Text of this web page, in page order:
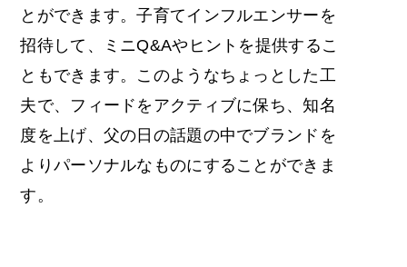
とができます。子育てインフルエンサーを
招待して、ミニQ&Aやヒントを提供するこ
ともできます。このようなちょっとした工
夫で、フィードをアクティブに保ち、知名
度を上げ、父の日の話題の中でブランドを
よりパーソナルなものにすることができま
す。